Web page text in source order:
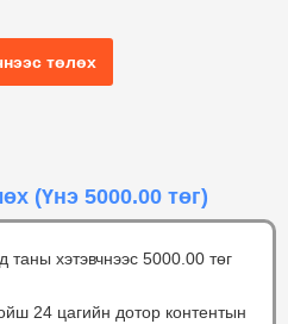
төлөх
(Үнэ 5000.00 төг)
таны хэтэвчнээс 5000.00 төг
24 цагийн дотор контентын